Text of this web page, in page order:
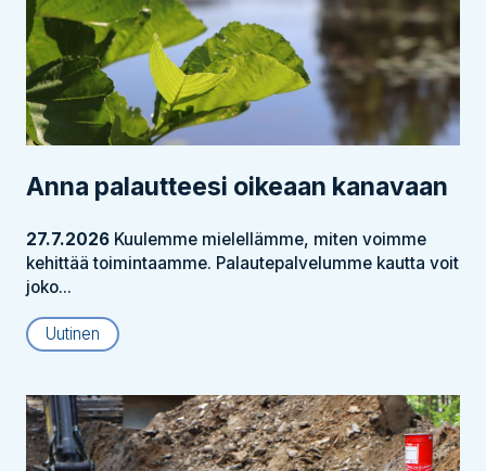
Anna palautteesi oikeaan kanavaan
27.7.2026 Kuulemme mielellämme, miten voimme
kehittää toimintaamme. Palautepalvelumme kautta voit
joko...
Uutinen